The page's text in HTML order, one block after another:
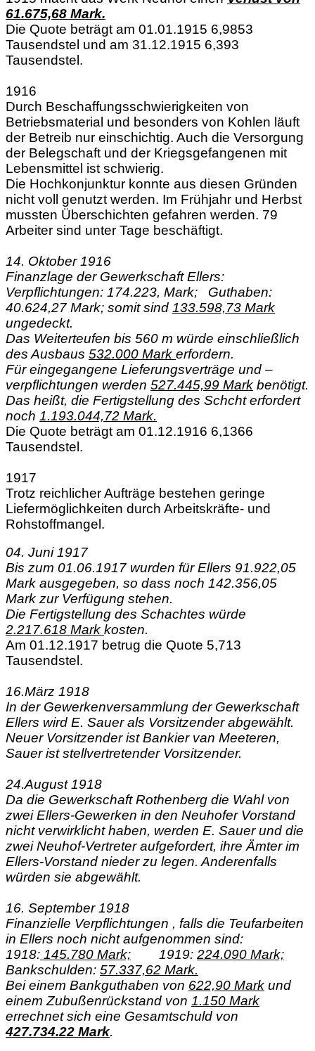
61.675,68 Mark.
Die Quote beträgt am 01.01.1915 6,9853
Tausendstel und am 31.12.1915 6,393
Tausendstel.
1916
Durch Beschaffungsschwierigkeiten von
Betriebsmaterial und besonders von Kohlen läuft
der Betreib nur einschichtig. Auch die Versorgung
der Belegschaft und der Kriegsgefangenen mit
Lebensmittel ist schwierig.
Die Hochkonjunktur konnte aus diesen Gründen
nicht voll genutzt werden. Im Frühjahr und Herbst
mussten Überschichten gefahren werden. 79
Arbeiter sind unter Tage beschäftigt.
14. Oktober 1916
Finanzlage der Gewerkschaft Ellers:
Verpflichtungen: 174.223, Mark; Guthaben:
40.624,27 Mark; somit sind 133.598,73 Mark
ungedeckt.
Das Weiterteufen bis 560 m würde einschließlich
des Ausbaus 532.000 Mark erfordern.
Für eingegangene Lieferungsverträge und –
verpflichtungen werden 527.445,99 Mark benötigt.
Das heißt, die Fertigstellung des Schcht erfordert
noch 1.193.044,72 Mark.
Die Quote beträgt am 01.12.1916 6,1366
Tausendstel.
1917
Trotz reichlicher Aufträge bestehen geringe
Liefermöglichkeiten durch Arbeitskräfte- und
Rohstoffmangel.
04. Juni 1917
Bis zum 01.06.1917 wurden für Ellers 91.922,05
Mark ausgegeben, so dass noch 142.356,05
Mark zur Verfügung stehen.
Die Fertigstellung des Schachtes würde
2.217.618 Mark kosten.
Am 01.12.1917 betrug die Quote 5,713
Tausendstel.
16.März 1918
In der Gewerkenversammlung der Gewerkschaft
Ellers wird E. Sauer als Vorsitzender abgewählt.
Neuer Vorsitzender ist Bankier van Meeteren,
Sauer ist stellvertretender Vorsitzender.
24.August 1918
Da die Gewerkschaft Rothenberg die Wahl von
zwei Ellers-Gewerken in den Neuhofer Vorstand
nicht verwirklicht haben, werden E. Sauer und die
zwei Neuhof-Vertreter aufgefordert, ihre Ämter im
Ellers-Vorstand nieder zu legen. Anderenfalls
würden sie abgewählt.
16. September 1918
Finanzielle Verpflichtungen , falls die Teufarbeiten
in Ellers noch nicht aufgenommen sind:
1918: 145.780 Mark; 1919: 224.090 Mark;
Bankschulden: 57.337,62 Mark.
Bei einem Bankguthaben von 622,90 Mark und
einem Zubußenrückstand von 1.150 Mark
errechnet sich eine Gesamtschuld von
427.734.22 Mark.